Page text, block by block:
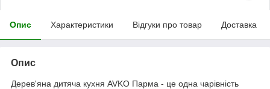
Опис Характеристики Відгуки про товар Доставка
Опис
Дерев'яна дитяча кухня AVKO Парма - це одна чарівність